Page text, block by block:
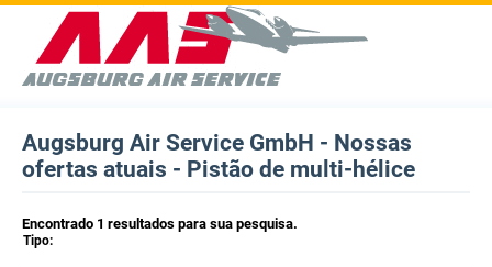
Augsburg Air Service GmbH - Nossas
ofertas atuais - Pistão de multi-hélice
Encontrado 1 resultados para sua pesquisa.
Tipo: